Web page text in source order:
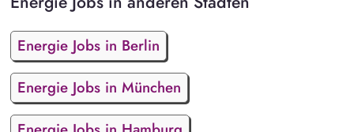
Energie Jobs in Berlin
Energie Jobs in München